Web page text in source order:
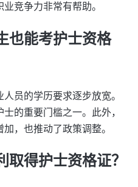
竞争力非常有帮助。
也能考护士资格
员的学历要求逐步放宽。
的重要门槛之一。此外，
，也推动了政策调整。
得护士资格证？